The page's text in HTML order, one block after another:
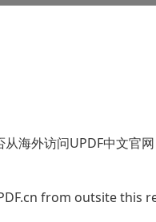
从海外访问UPDF中文官
from outsite this
响文件的质量和内容。
量处理： UPDF支持批